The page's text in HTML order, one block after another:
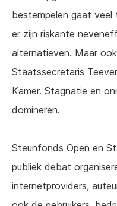
bestempelen gaat
er zijn riskante
alternatieven. Maar
Staatssecretaris
Kamer. Stagnatie en
domineren.
Steunfonds Open en
publiek debat
internetproviders,